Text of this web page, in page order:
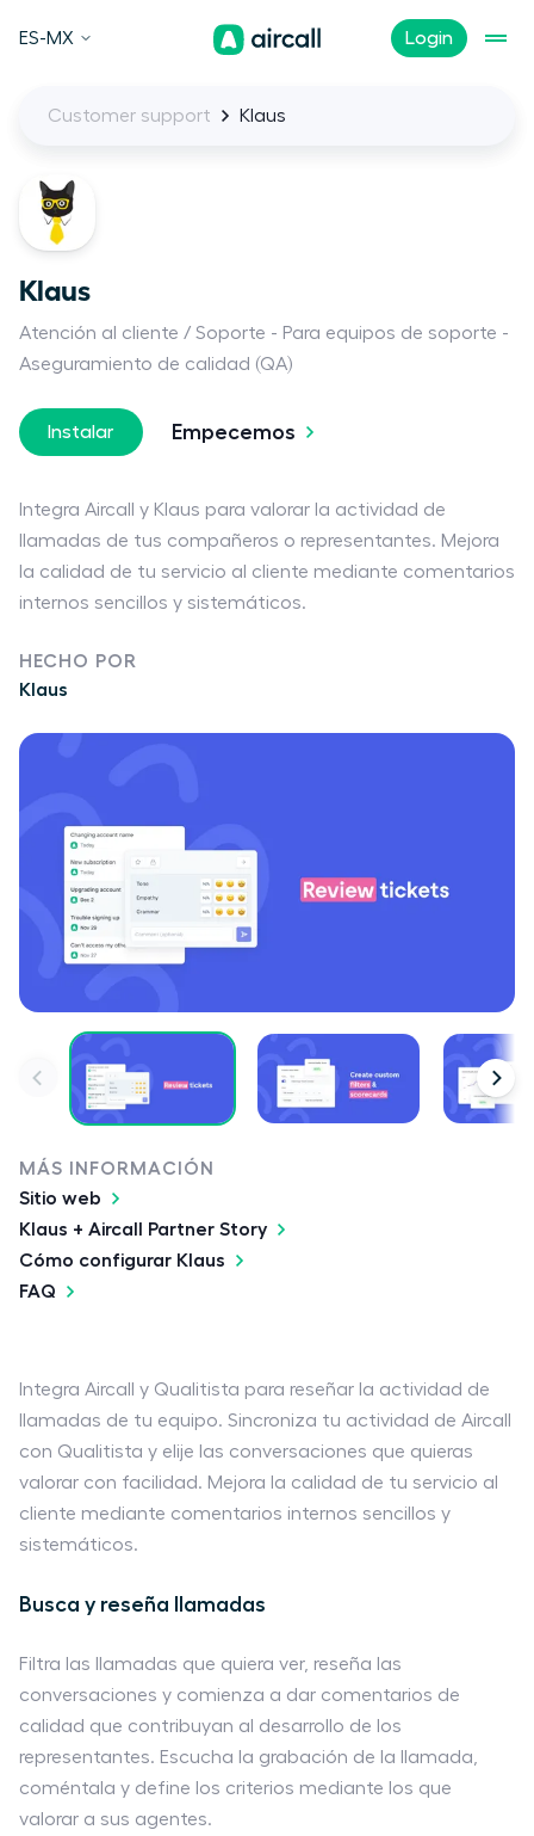
Login
ES-MX
Customer support Klaus
Klaus
Atención al cliente / Soporte
Para equipos de soporte
Aseguramiento de calidad (QA)
Instalar Empecemos
Integra Aircall y Klaus para valorar la actividad de
llamadas de tus compañeros o representantes. Mejora
la calidad de tu servicio al cliente mediante comentarios
internos sencillos y sistemáticos.
HECHO POR
Klaus
MÁS INFORMACIÓN
Sitio web
Klaus + Aircall Partner Story
Cómo configurar Klaus
FAQ
Integra Aircall y Qualitista para reseñar la actividad de
llamadas de tu equipo. Sincroniza tu actividad de Aircall
con Qualitista y elije las conversaciones que quieras
valorar con facilidad. Mejora la calidad de tu servicio al
cliente mediante comentarios internos sencillos y
sistemáticos.
Busca y reseña llamadas
Filtra las llamadas que quiera ver, reseña las
conversaciones y comienza a dar comentarios de
calidad que contribuyan al desarrollo de los
representantes. Escucha la grabación de la llamada,
coméntala y define los criterios mediante los que
valorar a sus agentes.